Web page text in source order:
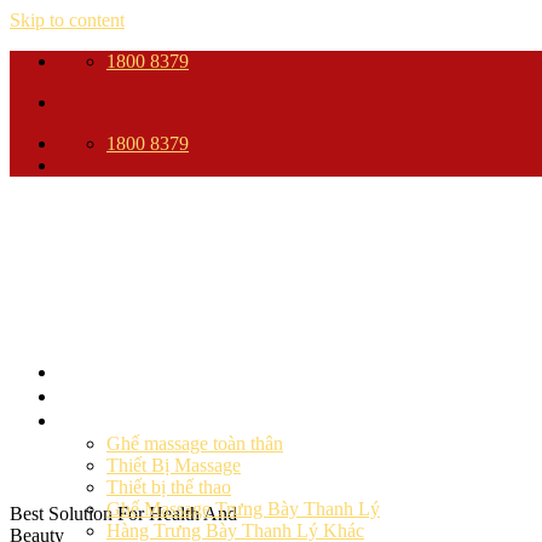
Skip to content
1800 8379
1800 8379
Best Solution For Health And
Beauty
Ghế massage toàn thân
Thiết Bị Massage
Thiết bị thể thao
Ghế Massage Trưng Bày Thanh Lý
Hàng Trưng Bày Thanh Lý Khác